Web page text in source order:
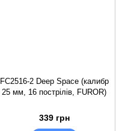
FC2516-2 Deep Space (калибр
25 мм, 16 пострілів, FUROR)
339 грн